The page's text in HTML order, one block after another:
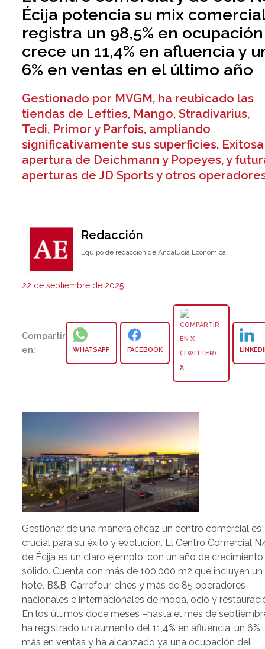
Écija potencia su mix
registra un 98,5% en
crece un 11,4% en afluencia y
6% en ventas en el último año
Gestionado por MVGM, ha reubicado las
tiendas de Lefties, Mango, Stradivarius,
Tedi, Primor y Parfois, ampliando
significativamente sus superficies. Exitosa
apertura de Deichmann y Popeyes, y
aperturas de JD Sports y otros
Redacción
Equipo de redacción de Andalucía Económica.
22 de septiembre de 2025
Compartir
en:
WHATSAPP FACEBOOK
X
Gestionar de una manera eficaz un centro comercial es
crucial para su éxito y evolución. El Centro Comercial
de Écija es un claro ejemplo, con un año de crecimiento
sólido. Cuenta con más de 100.000 m2 que incluyen un
hotel B&B, Carrefour, cines y más de 85 operadores
nacionales e internacionales de moda, ocio y
En los últimos doce meses –hasta el mes de
ha registrado un aumento del 11,4% en afluencia, un 6%
más en ventas y ha alcanzado ya una ocupación del